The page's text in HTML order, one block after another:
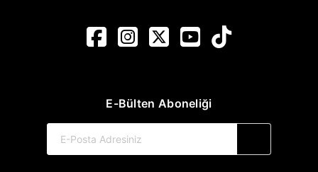
E-Bülten Aboneliği